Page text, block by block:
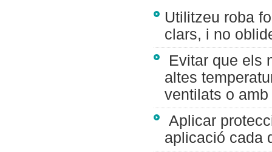
Utilitzeu roba
clars, i no
Evitar que els
altes
ventilats o
Aplicar
aplicació cada